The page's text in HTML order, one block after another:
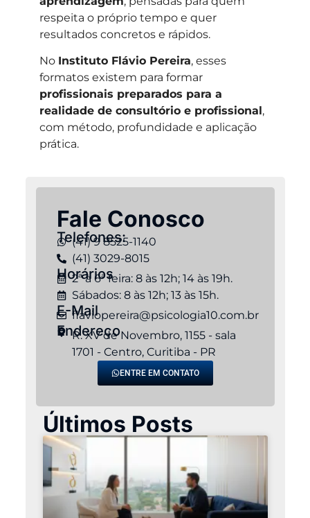
respeita o próprio tempo e quer
resultados concretos e rápidos.
No Instituto Flávio Pereira, esses
formatos existem para formar
profissionais preparados para a
realidade de consultório e profissional,
com método, profundidade e aplicação
prática.
Fale Conosco
Telefones:
(41) 9 8525-1140
(41) 3029-8015
Horários
2ª à 6ª feira: 8 às 12h; 14 às 19h.
Sábados: 8 às 12h; 13 às 15h.
E-Mail
flaviopereira@psicologia10.com.br
Endereço
R. XV de Novembro, 1155 - sala
1701 - Centro, Curitiba - PR
ENTRE EM CONTATO
Últimos Posts